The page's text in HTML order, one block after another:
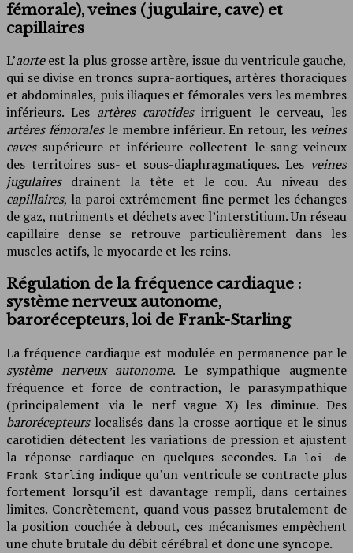
fémorale), veines (jugulaire, cave) et
capillaires
L’aorteest la plus grosse artère, issue du ventricule gauche,
qui se divise en troncs supra-aortiques, artères thoraciques
et abdominales, puis iliaques et fémorales vers les membres
inférieurs. Les artères carotidesirriguent le cerveau, les
artères fémoralesle membre inférieur. En retour, les veines
cavessupérieure et inférieure collectent le sang veineux
des territoires sus- et sous-diaphragmatiques. Les veines
jugulairesdrainent la tête et le cou. Au niveau des
capillaires, la paroi extrêmement fine permet les échanges
de gaz, nutriments et déchets avec l’interstitium. Un réseau
capillaire dense se retrouve particulièrement dans les
muscles actifs, le myocarde et les reins.
Régulation de la fréquence cardiaque :
système nerveux autonome,
barorécepteurs, loi de Frank-Starling
La fréquence cardiaque est modulée en permanence par le
système nerveux autonome. Le sympathique augmente
fréquence et force de contraction, le parasympathique
(principalement via le nerf vague X) les diminue. Des
barorécepteurslocalisés dans la crosse aortique et le sinus
carotidien détectent les variations de pression et ajustent
la réponse cardiaque en quelques secondes. La
loi de
Frank-Starling indique qu’un ventricule se contracte plus
fortement lorsqu’il est davantage rempli, dans certaines
limites. Concrètement, quand vous passez brutalement de
la position couchée à debout, ces mécanismes empêchent
une chute brutale du débit cérébral et donc une syncope.